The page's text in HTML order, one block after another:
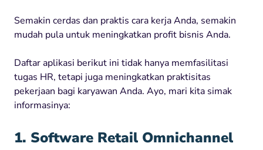
Semakin cerdas dan praktis cara kerja Anda, semakin
mudah pula untuk meningkatkan profit bisnis Anda.
Daftar aplikasi berikut ini tidak hanya memfasilitasi
tugas HR, tetapi juga meningkatkan praktisitas
pekerjaan bagi karyawan Anda. Ayo, mari kita simak
informasinya:
1. Software Retail Omnichannel